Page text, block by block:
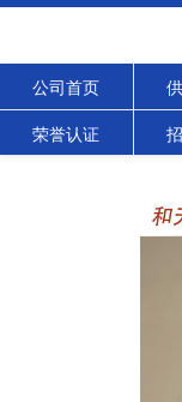
公司首页
荣誉认证